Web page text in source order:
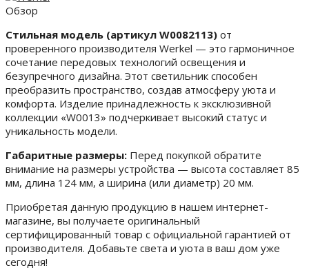
Обзор
Стильная модель (артикул W0082113) от
проверенного производителя Werkel — это гармоничное
сочетание передовых технологий освещения и
безупречного дизайна. Этот светильник способен
преобразить пространство, создав атмосферу уюта и
комфорта. Изделие принадлежность к эксклюзивной
коллекции «W0013» подчеркивает высокий статус и
уникальность модели.
Габаритные размеры: Перед покупкой обратите
внимание на размеры устройства — высота составляет 85
мм, длина 124 мм, а ширина (или диаметр) 20 мм.
Приобретая данную продукцию в нашем интернет-
магазине, вы получаете оригинальный
сертифицированный товар с официальной гарантией от
производителя. Добавьте света и уюта в ваш дом уже
сегодня!